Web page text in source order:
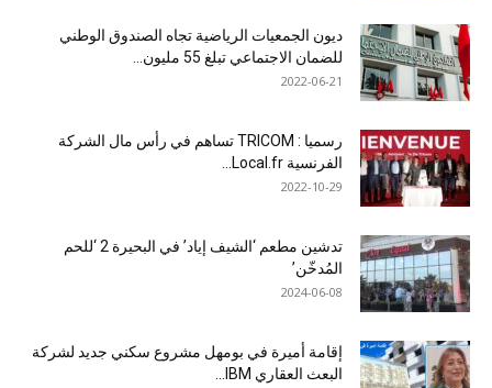
ديون الجمعيات الرياضية تجاه الصندوق الوطني
للضمان الاجتماعي تبلغ 55 مليون...
2022-06-21
رسميا : TRICOM تساهم في رأس مال الشركة
الفرنسية Local.fr...
2022-10-29
تدشين مطعم ‘الشيف إياد’ في البحيرة 2 ‘للحم
المُدخّن’
2024-06-08
إقامة أميرة في بومهل مشروع سكني جديد لشركة
البعث العقاري IBM...